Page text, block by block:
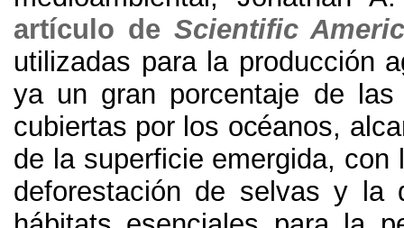
artículo de Scientific
utilizadas para la producción
ya un gran porcentaje de las
cubiertas por los océanos,
de la superficie emergida, con
deforestación de selvas y la